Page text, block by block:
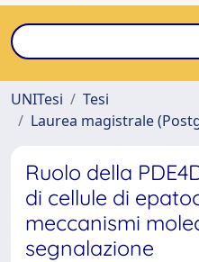
UNITesi
Tesi
Laurea magistrale
Ruolo della
di cellule di
meccanismi
segnalazione